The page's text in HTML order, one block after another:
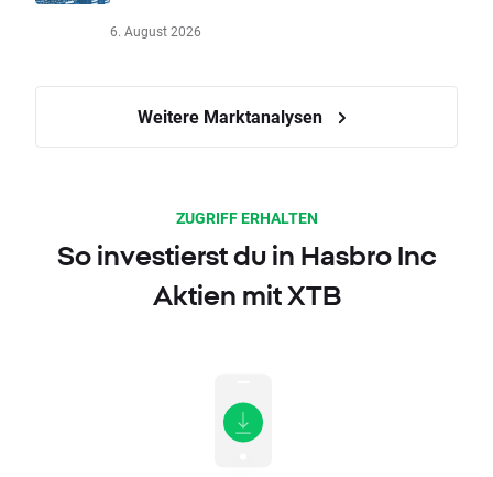
6. August 2026
Weitere Marktanalysen
ZUGRIFF ERHALTEN
So investierst du in Hasbro Inc
Aktien mit XTB